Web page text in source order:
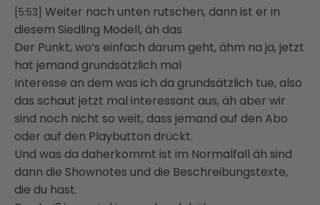
[5:53] Weiter nach unten rutschen, dann ist er in
diesem Siedling Modell, äh das
Der Punkt, wo’s einfach darum geht, ähm na ja, jetzt
hat jemand grundsätzlich mal
Interesse an dem was ich da grundsätzlich tue, also
das schaut jetzt mal interessant aus, äh aber wir
sind noch nicht so weit, dass jemand auf den Abo
oder auf den Playbutton drückt.
Und was da daherkommt ist im Normalfall äh sind
dann die Shownotes und die Beschreibungstexte,
die du hast.